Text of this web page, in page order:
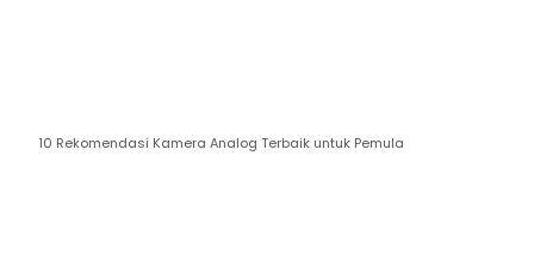
10 Rekomendasi Kamera Analog Terbaik untuk Pemula